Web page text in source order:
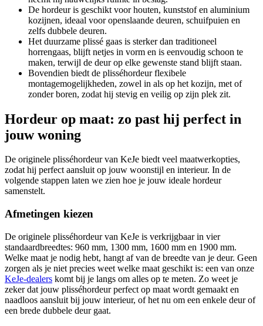
De hordeur is geschikt voor houten, kunststof en aluminium
kozijnen, ideaal voor openslaande deuren, schuifpuien en
zelfs dubbele deuren.
Het duurzame plissé gaas is sterker dan traditioneel
horrengaas, blijft netjes in vorm en is eenvoudig schoon te
maken, terwijl de deur op elke gewenste stand blijft staan.
Bovendien biedt de plisséhordeur flexibele
montagemogelijkheden, zowel in als op het kozijn, met of
zonder boren, zodat hij stevig en veilig op zijn plek zit.
Hordeur op maat: zo past hij perfect in
jouw woning
De originele plisséhordeur van KeJe biedt veel maatwerkopties,
zodat hij perfect aansluit op jouw woonstijl en interieur. In de
volgende stappen laten we zien hoe je jouw ideale hordeur
samenstelt.
Afmetingen kiezen
De originele plisséhordeur van KeJe is verkrijgbaar in vier
standaardbreedtes: 960 mm, 1300 mm, 1600 mm en 1900 mm.
Welke maat je nodig hebt, hangt af van de breedte van je deur. Geen
zorgen als je niet precies weet welke maat geschikt is: een van onze
KeJe-dealers komt bij je langs om alles op te meten. Zo weet je
zeker dat jouw plisséhordeur perfect op maat wordt gemaakt en
naadloos aansluit bij jouw interieur, of het nu om een enkele deur of
een brede dubbele deur gaat.